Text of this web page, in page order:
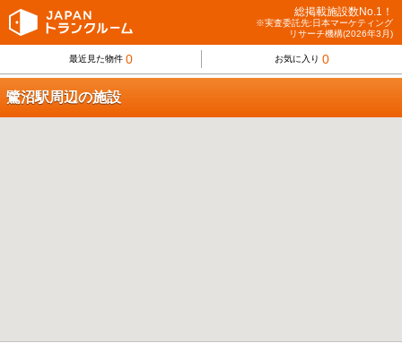
総掲載施設数No.1！
※実査委託先:日本マーケティング
リサーチ機構(2026年3月)
最近見た物件 0 お気に入り 0
鷺沼駅周辺の施設